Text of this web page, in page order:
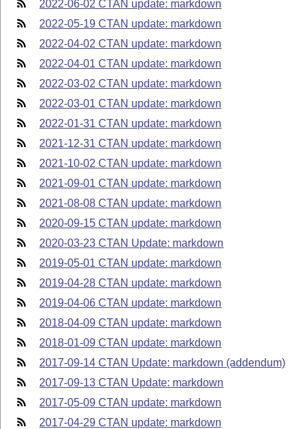
2022-06-02 CTAN update: markdown
2022-05-19 CTAN update: markdown
2022-04-02 CTAN update: markdown
2022-04-01 CTAN update: markdown
2022-03-02 CTAN update: markdown
2022-03-01 CTAN update: markdown
2022-01-31 CTAN update: markdown
2021-12-31 CTAN update: markdown
2021-10-02 CTAN update: markdown
2021-09-01 CTAN update: markdown
2021-08-08 CTAN update: markdown
2020-09-15 CTAN update: markdown
2020-03-23 CTAN Update: markdown
2019-05-01 CTAN update: markdown
2019-04-28 CTAN update: markdown
2019-04-06 CTAN update: markdown
2018-04-09 CTAN update: markdown
2018-01-09 CTAN update: markdown
2017-09-14 CTAN Update: markdown (addendum)
2017-09-13 CTAN Update: markdown
2017-05-09 CTAN update: markdown
2017-04-29 CTAN update: markdown